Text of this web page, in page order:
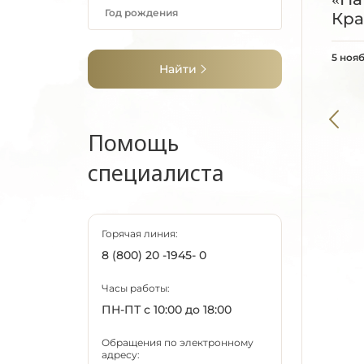
Липецкая область
Луганская Народная
Республика
Магаданская область
Марий Эл
Москва
Мурманская область
Нижегородская
область
область
Новосибирская
Омская область
Найти
Помощь
специалиста
Горячая линия:
8 (800) 20 -1945- 0
Часы работы:
ПН-ПТ с 10:00 до 18:00
Обращения по электронному
адресу:
5